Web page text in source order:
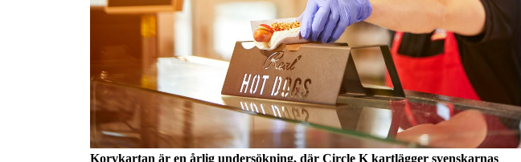
Korvkartan är en årlig undersökning, där Circle K kartlägger svenskarnas